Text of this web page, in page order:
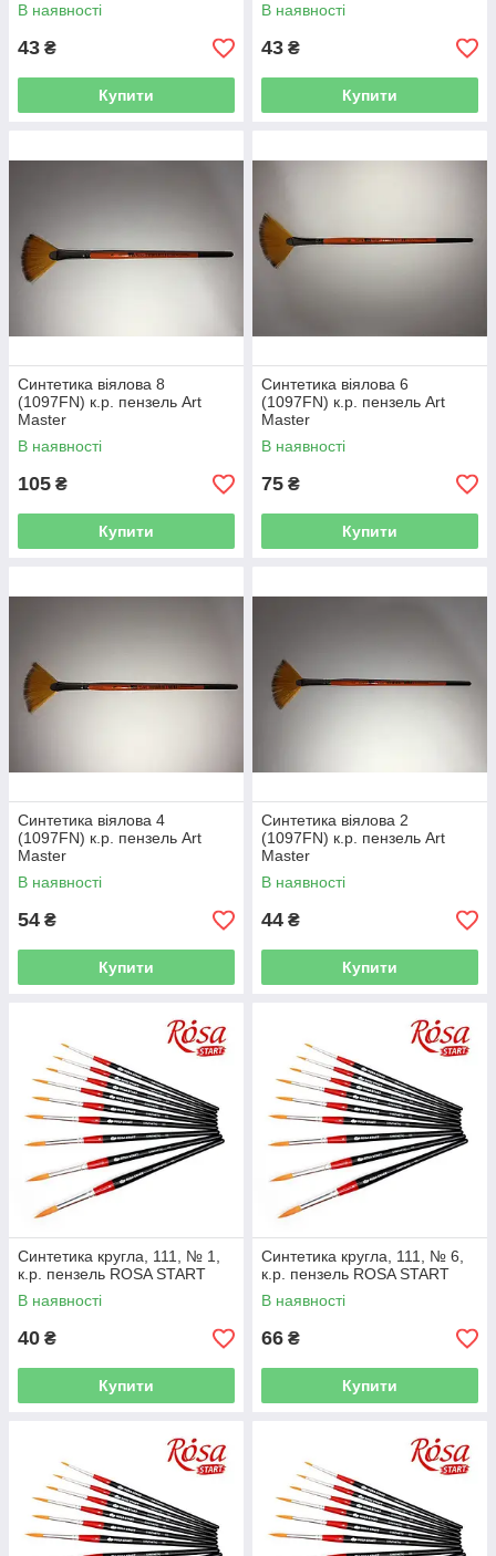
В наявності
43 ₴
Купити
В наявності
43 ₴
Купити
Синтетика віялова 8
(1097FN) к.р. пензель Art
Master
В наявності
105 ₴
Купити
Синтетика віялова 6
(1097FN) к.р. пензель Art
Master
В наявності
75 ₴
Купити
Синтетика віялова 4
(1097FN) к.р. пензель Art
Master
В наявності
54 ₴
Купити
Синтетика віялова 2
(1097FN) к.р. пензель Art
Master
В наявності
44 ₴
Купити
Синтетика кругла, 111, № 1,
к.р. пензель ROSA START
В наявності
40 ₴
Купити
Синтетика кругла, 111, № 6,
к.р. пензель ROSA START
В наявності
66 ₴
Купити